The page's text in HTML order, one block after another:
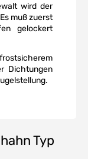
wird der
muß zuerst
gelockert
Dichtungen
Typ